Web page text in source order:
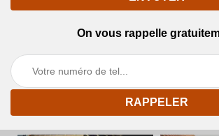
On vous rappelle